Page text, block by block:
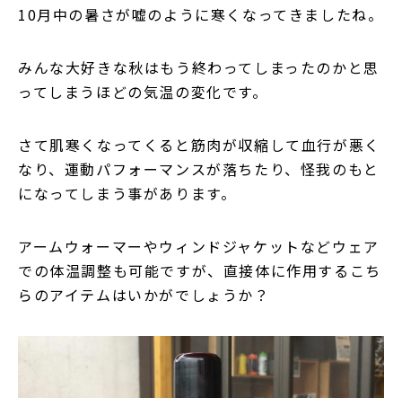
10月中の暑さが嘘のように寒くなってきましたね。
みんな大好きな秋はもう終わってしまったのかと思
ってしまうほどの気温の変化です。
さて肌寒くなってくると筋肉が収縮して血行が悪く
なり、運動パフォーマンスが落ちたり、怪我のもと
になってしまう事があります。
アームウォーマーやウィンドジャケットなどウェア
での体温調整も可能ですが、直接体に作用するこち
らのアイテムはいかがでしょうか？